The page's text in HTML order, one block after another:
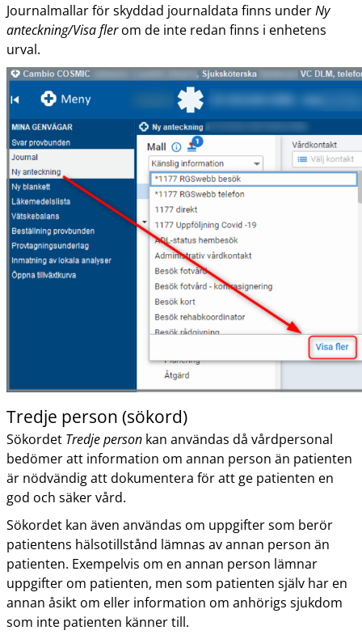
Journalmallar för skyddad journaldata finns underNy
anteckning/Visa flerom de inte redan finns i enhetens
urval.
Tredje person (sökord)
Sökordet Tredje personkan användas då vårdpersonal
bedömer att information om annan person än patienten
är nödvändig att dokumentera för att ge patienten en
god och säker vård.
Sökordet kan även användas om uppgifter som berör
patientens hälsotillstånd lämnas av annan person än
patienten. Exempelvis om en annan person lämnar
uppgifter om patienten, men som patienten själv har en
annan åsikt om eller information om anhörigs sjukdom
som inte patienten känner till.